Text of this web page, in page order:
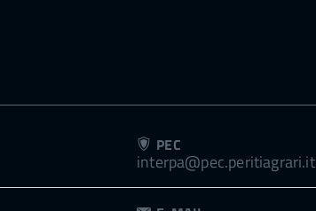
PEC
interpa@pec.peritiagrari.it